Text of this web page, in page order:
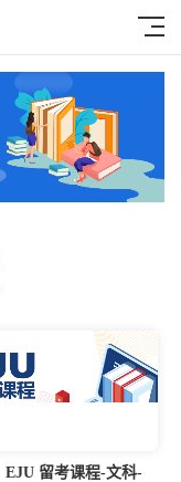
EJU 留考课程-文科-